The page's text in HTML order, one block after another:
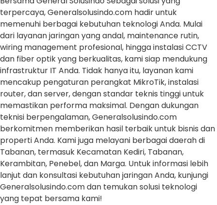
terpercaya, Generalsolusindo.com hadir untuk
memenuhi berbagai kebutuhan teknologi Anda. Mulai
dari layanan jaringan yang andal, maintenance rutin,
wiring management profesional, hingga instalasi CCTV
dan fiber optik yang berkualitas, kami siap mendukung
infrastruktur IT Anda. Tidak hanya itu, layanan kami
mencakup pengaturan perangkat MikroTik, instalasi
router, dan server, dengan standar teknis tinggi untuk
memastikan performa maksimal. Dengan dukungan
teknisi berpengalaman, Generalsolusindo.com
berkomitmen memberikan hasil terbaik untuk bisnis dan
properti Anda. Kami juga melayani berbagai daerah di
Tabanan, termasuk Kecamatan Kediri, Tabanan,
Kerambitan, Penebel, dan Marga. Untuk informasi lebih
lanjut dan konsultasi kebutuhan jaringan Anda, kunjungi
Generalsolusindo.com dan temukan solusi teknologi
yang tepat bersama kami!